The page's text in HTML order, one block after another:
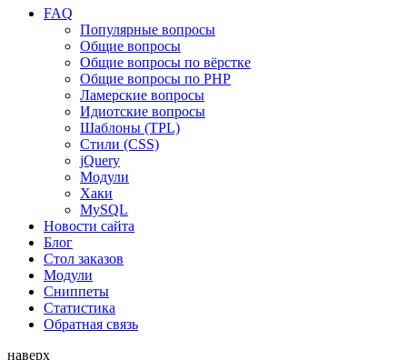
FAQ
Популярные вопросы
Общие вопросы
Общие вопросы по вёрстке
Общие вопросы по PHP
Ламерские вопросы
Идиотские вопросы
Шаблоны (TPL)
Стили (CSS)
jQuery
Модули
Хаки
MySQL
Новости сайта
Блог
Стол заказов
Модули
Сниппеты
Статистика
Обратная связь
наверх